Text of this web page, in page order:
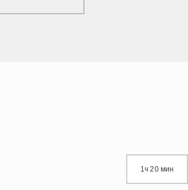
1ч 20 мин